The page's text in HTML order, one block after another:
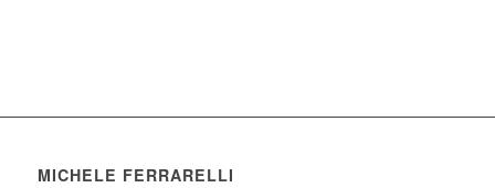
MICHELE FERRARELLI